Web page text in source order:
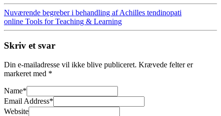
Nuværende begreber i behandling af Achilles tendinopati
online Tools for Teaching & Learning
Skriv et svar
Din e-mailadresse vil ikke blive publiceret. Krævede felter er
markeret med *
Name*
Email Address*
Website